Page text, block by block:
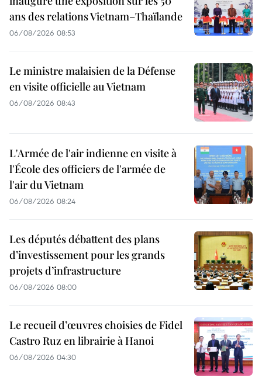
ans des relations Vietnam–Thaïlande
06/08/2026 08:53
Le ministre malaisien de la Défense
en visite officielle au Vietnam
06/08/2026 08:43
L'Armée de l'air indienne en visite à
l'École des officiers de l'armée de
l'air du Vietnam
06/08/2026 08:24
Les députés débattent des plans
d’investissement pour les grands
projets d’infrastructure
06/08/2026 08:00
Le recueil d’œuvres choisies de Fidel
Castro Ruz en librairie à Hanoi
06/08/2026 04:30